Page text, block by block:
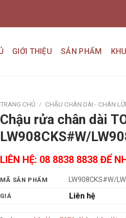
GIỚI THIỆU SẢN PHẨM
TRANG CHỦ / CHẬU CHÂN DÀI - CHÂN
Chậu rửa chân dài
LW908CKS#W/
LIÊN HỆ: 08 8838 8838 ĐỂ
MÃ SẢN PHẨM LW908CKS#W/
GIÁ Liên hệ